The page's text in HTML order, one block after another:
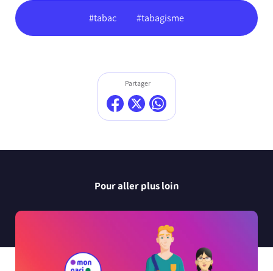
#tabac #tabagisme
Partager
Pour aller plus loin